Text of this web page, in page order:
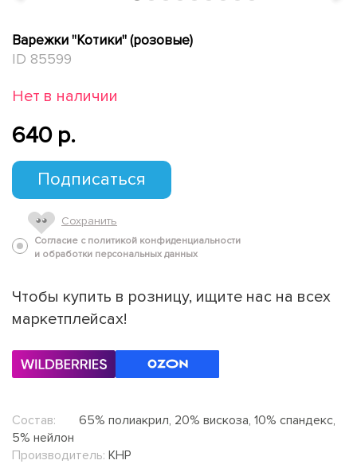
Варежки "Котики" (розовые)
ID 85599
Нет в наличии
640 p.
Подписаться
Сохранить
Согласие с политикой конфиденциальности
и обработки персональных данных
Чтобы купить в розницу, ищите нас на всех
маркетплейсах!
Состав:
65% полиакрил, 20% вискоза, 10% спандекс,
5% нейлон
Производитель: КНР